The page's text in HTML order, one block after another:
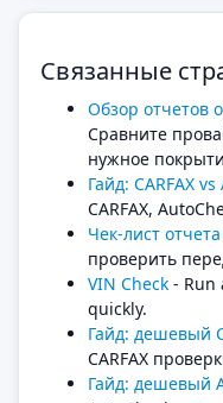
Связанные
Обзор отчетов
Сравните
нужное
Гайд: CARFAX
CARFAX,
Чек-лист
проверить
VIN Check - Run
quickly.
Гайд: дешевый
CARFAX
Гайд: дешевый